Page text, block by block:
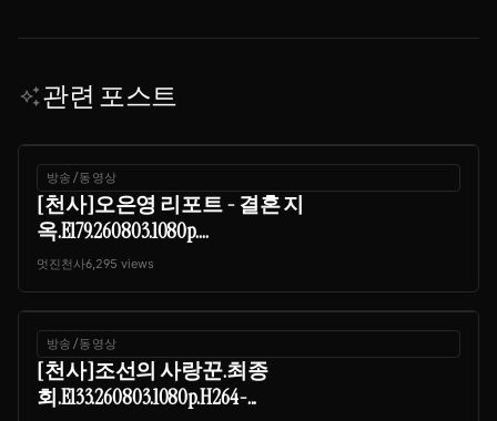
auto_awesome관련 포스트
방송/동영상
[천사]오은영 리포트 - 결혼 지
옥.E179.260803.1080p....
멋진천사6,295 views
방송/동영상
[천사]조선의 사랑꾼.최종
회.E133.260803.1080p.H264-...